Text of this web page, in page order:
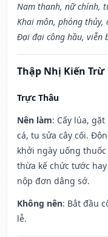
Nam thanh, nữ chính,
Khai môn, phóng thủy,
Đại đại công hầu, viễn
Thập Nhị Kiến Trừ
Trực Thâu
Nên làm: Cấy lúa,
cá, tu sửa cây cối.
khởi ngày uống
thừa kế chức tước
nộp đơn dâng sớ.
Không nên: Bắt đầu
lễ.